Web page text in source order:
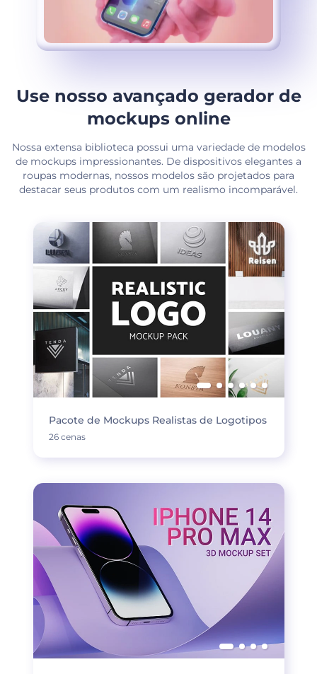
Use nosso avançado gerador de
mockups online
Nossa extensa biblioteca possui uma variedade de modelos
de mockups impressionantes. De dispositivos elegantes a
roupas modernas, nossos modelos são projetados para
destacar seus produtos com um realismo incomparável.
Pacote de Mockups Realistas de Logotipos
26 cenas